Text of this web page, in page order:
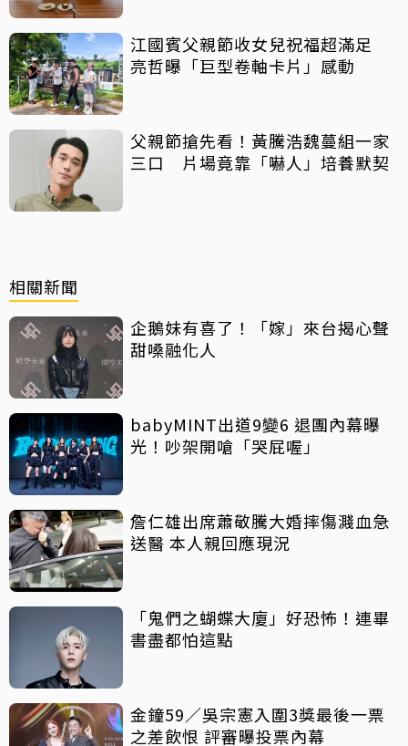
江國賓父親節收女兒祝福超滿足
亮哲曝「巨型卷軸卡片」感動
父親節搶先看！黃騰浩魏蔓組一家
三口 片場竟靠「嚇人」培養默契
相關新聞
企鵝妹有喜了！「嫁」來台揭心聲
甜嗓融化人
babyMINT出道9變6 退團內幕曝
光！吵架開嗆「哭屁喔」
詹仁雄出席蕭敬騰大婚摔傷濺血急
送醫 本人親回應現況
「鬼們之蝴蝶大廈」好恐怖！連畢
書盡都怕這點
金鐘59／吳宗憲入圍3獎最後一票
之差飲恨 評審曝投票內幕